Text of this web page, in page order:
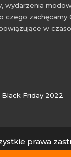
wydarzenia
w
Black Friday 2022
prawa